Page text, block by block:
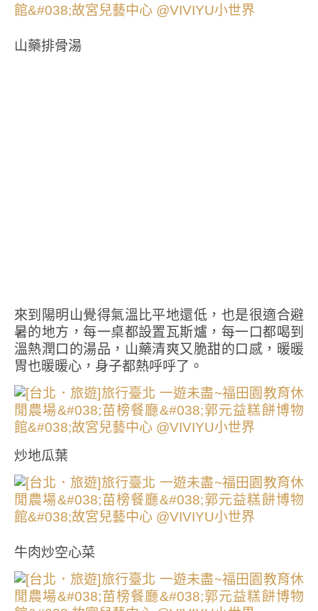
山藥排骨湯
來到陽明山覺得氣溫比平地還低，也是很適合避
暑的地方，每一桌都設置瓦斯爐，每一口都喝到
溫熱潤口的湯品，山藥清爽又脆甜的口感，暖暖
胃也暖暖心，身子都熱呼呼了。
炒地瓜葉
牛肉炒空心菜